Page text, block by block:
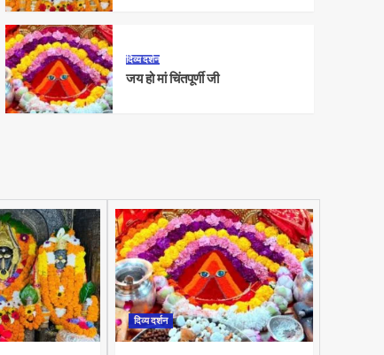
दिव्य दर्शन
जय हो मां चिंतपूर्णी जी
दिव्य दर्शन